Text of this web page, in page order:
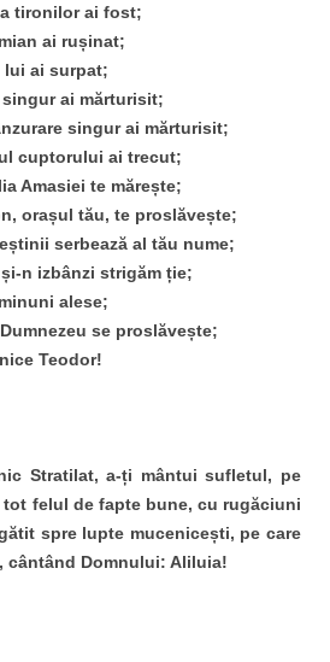
tironilor ai fost;
ai rușinat;
lui ai surpat;
ai mărturisit;
singur ai mărturisit;
cuptorului ai trecut;
Amasiei te mărește;
orașul tău, te proslăvește;
serbează al tău nume;
n izbânzi strigăm ție;
alese;
se proslăvește;
Teodor!
Stratilat, a-ți mântui sufletul, pe
felul de fapte bune, cu rugăciuni
spre lupte mucenicești, pe care
cântând Domnului: Aliluia!